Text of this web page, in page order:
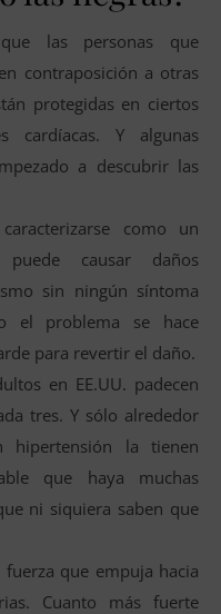
las personas que
contraposición a otras
protegidas en ciertos
cardíacas. Y algunas
a descubrir las
como un
puede causar daños
sin ningún síntoma
el problema se hace
para revertir el daño.
en EE.UU. padecen
tres. Y sólo alrededor
hipertensión la tienen
que haya muchas
ni siquiera saben que
que empuja hacia
Cuanto más fuerte